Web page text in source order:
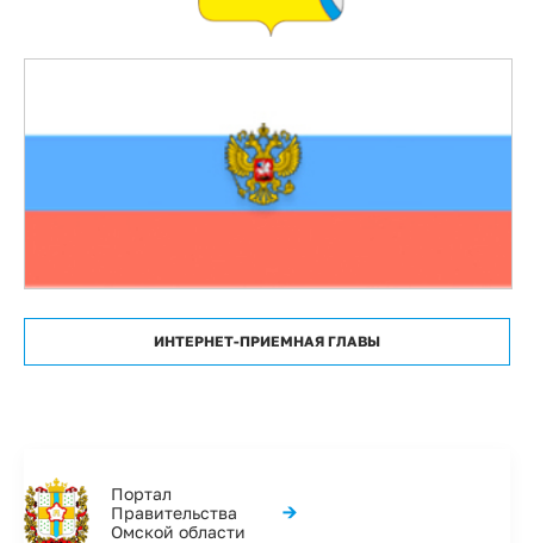
ИНТЕРНЕТ-ПРИЕМНАЯ ГЛАВЫ
Портал
Правительства
Омской области
→